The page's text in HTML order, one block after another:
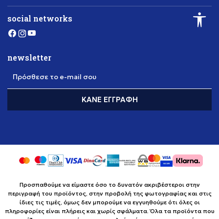
social networks
newsletter
Πρόσθεσε το e-mail σου
ΚΆΝΕ ΕΓΓΡΑΦΉ
Προσπαθούμε να είμαστε όσο το δυνατόν ακριβέστεροι στην
περιγραφή του προϊόντος, στην προβολή της φωτογραφίας και στις
ίδιες τις τιμές, όμως δεν μπορούμε να εγγυηθούμε ότι όλες οι
πληροφορίες είναι πλήρεις και χωρίς σφάλματα. Όλα τα προϊόντα που